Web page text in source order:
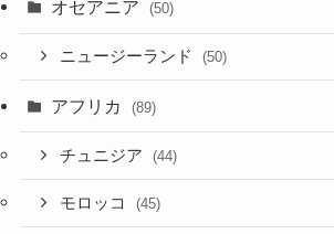
オセアニア (50)
ニュージーランド (50)
アフリカ (89)
チュニジア (44)
モロッコ (45)